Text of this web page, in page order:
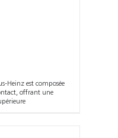
Heinz est composée
offrant une